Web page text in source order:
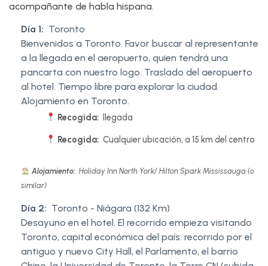
acompañante de habla hispana.
Día 1: Toronto
Bienvenidos a Toronto. Favor buscar al representante
a la llegada en el aeropuerto, quien tendrá una
pancarta con nuestro logo. Traslado del aeropuerto
al hotel. Tiempo libre para explorar la ciudad.
Alojamiento en Toronto.
Recogida: llegada
Recogida: Cualquier ubicación, a 15 km del centro
Alojamiento: Holiday Inn North York/ Hilton Spark Mississauga (o
similar)
Día 2: Toronto - Niágara (132 Km)
Desayuno en el hotel. El recorrido empieza visitando
Toronto, capital económica del país: recorrido por el
antiguo y nuevo City Hall, el Parlamento, el barrio